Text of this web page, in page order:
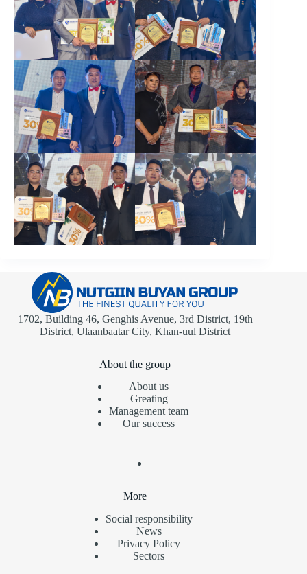
1702, Building 46, Genghis Avenue, 3rd District, 19th
District, Ulaanbaatar City, Khan-uul District
About the group
About us
Greating
Management team
Our success
More
Social responsibility
News
Privacy Policy
Sectors